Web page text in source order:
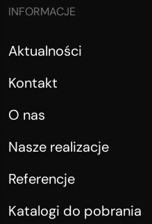
INFORMACJE
Aktualności
Kontakt
O nas
Nasze realizacje
Referencje
Katalogi do pobrania